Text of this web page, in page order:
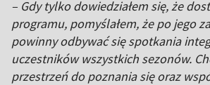
– Gdy tylko dowiedziałem się, że
programu, pomyślałem, że po jego
powinny odbywać się spotkania
uczestników wszystkich sezonów.
przestrzeń do poznania się oraz